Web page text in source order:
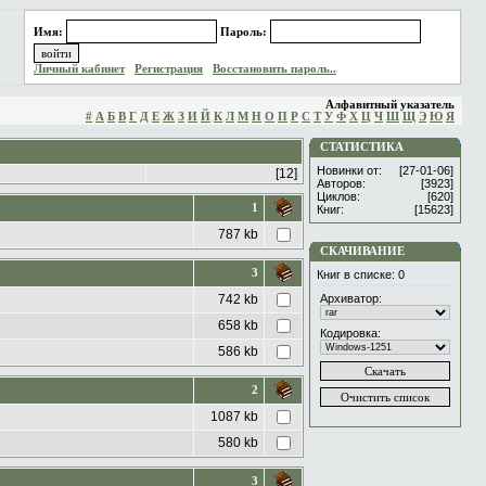
Имя: Пароль:
Личный кабинет Регистрация Восстановить пароль..
Алфавитный указатель
# А Б В Г Д Е Ж З И Й К Л М Н О П Р С Т У Ф Х Ц Ч Ш Щ Э Ю Я
[12]
1
787 kb
3
742 kb
658 kb
586 kb
2
1087 kb
580 kb
3
СТАТИСТИКА
Новинки от:
[27-01-06]
Авторов:
[3923]
Циклов:
[620]
Книг:
[15623]
СКАЧИВАНИЕ
Книг в списке: 0
Архиватор:
Кодировка: